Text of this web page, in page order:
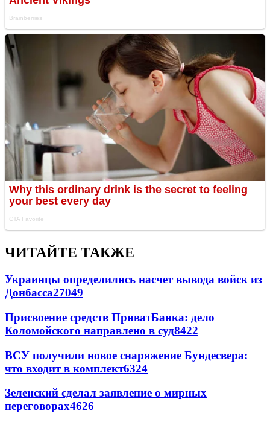
ЧИТАЙТЕ ТАКЖЕ
Украинцы определились насчет вывода войск из
Донбасса27049
Присвоение средств ПриватБанка: дело
Коломойского направлено в суд8422
ВСУ получили новое снаряжение Бундесвера:
что входит в комплект6324
Зеленский сделал заявление о мирных
переговорах4626